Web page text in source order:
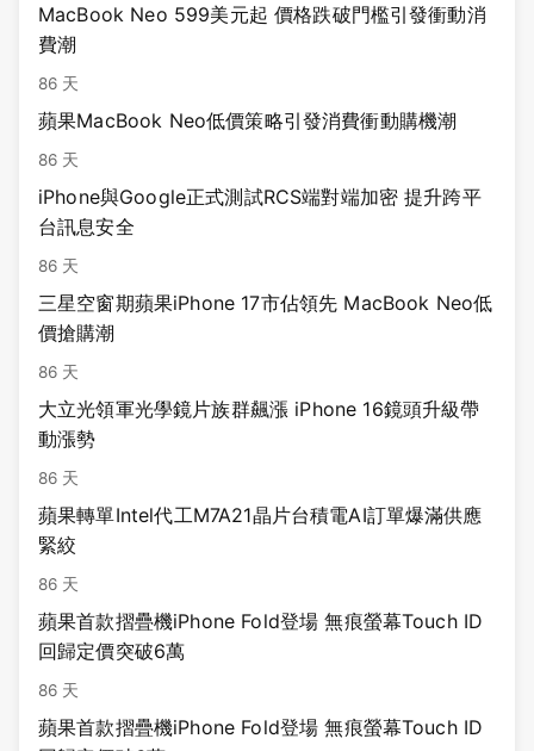
MacBook Neo 599美元起 價格跌破門檻引發衝動消
費潮
86 天
蘋果MacBook Neo低價策略引發消費衝動購機潮
86 天
iPhone與Google正式測試RCS端對端加密 提升跨平
台訊息安全
86 天
三星空窗期蘋果iPhone 17市佔領先 MacBook Neo低
價搶購潮
86 天
大立光領軍光學鏡片族群飆漲 iPhone 16鏡頭升級帶
動漲勢
86 天
蘋果轉單Intel代工M7A21晶片台積電AI訂單爆滿供應
緊絞
86 天
蘋果首款摺疊機iPhone Fold登場 無痕螢幕Touch ID
回歸定價突破6萬
86 天
蘋果首款摺疊機iPhone Fold登場 無痕螢幕Touch ID